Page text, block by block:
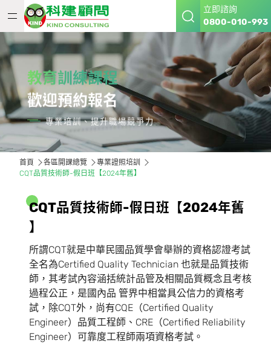
立即諮詢
0800-010-993
教育訓練課程
歡迎預約報名
專業培訓、提升職場競爭力
首頁 各區開課總覽
專業證照培訓
CQT品質技術師-假日班【2024年舊】
CQT品質技術師-假 日 班 【2024年舊
】
所謂CQT就是中華民國品質學會舉辦的資格認證考試
全名為Certified Quality Technician 也就是品質技術
師，其考試內容涵括統計品管及相關品質概念且考核
過程公正，是國內品 管界中相當具公信力的資格考
試，除CQT外，尚有CQE（Certified Quality
Engineer）品質工程師、CRE（Certified Reliability
Engineer）可靠度工程師兩項資格考試。